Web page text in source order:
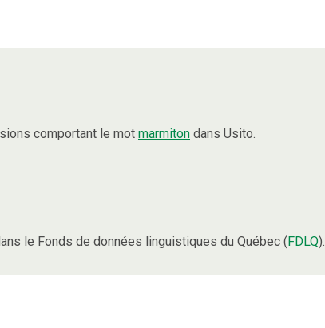
comportant le mot marmiton dans Usito.
le Fonds de données linguistiques du Québec (FDLQ).